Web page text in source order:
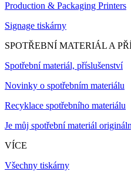
Production & Packaging Printers
Signage tiskárny
SPOTŘEBNÍ MATERIÁL A
Spotřební materiál, příslušenství
Novinky o spotřebním materiálu
Recyklace spotřebního materiálu
Je můj spotřební materiál
VÍCE
Všechny tiskárny